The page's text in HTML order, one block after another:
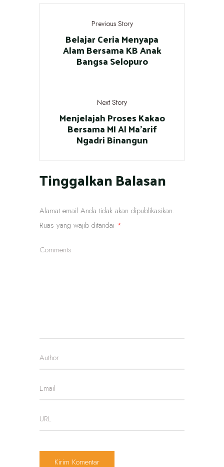
Previous Story
Belajar Ceria Menyapa
Alam Bersama KB Anak
Bangsa Selopuro
Next Story
Menjelajah Proses Kakao
Bersama MI Al Ma’arif
Ngadri Binangun
Tinggalkan Balasan
Alamat email Anda tidak akan dipublikasikan.
Ruas yang wajib ditandai *